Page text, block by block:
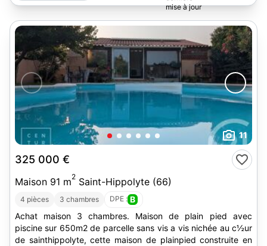
11
325 000 €
Maison 91 m2 Saint-Hippolyte (66)
4 pièces 3 chambres DPE : B
Achat maison 3 chambres. Maison de plain pied avec
piscine sur 650m2 de parcelle sans vis a vis nichée au c½ur
de sainthippolyte, cette maison de plainpied construite en